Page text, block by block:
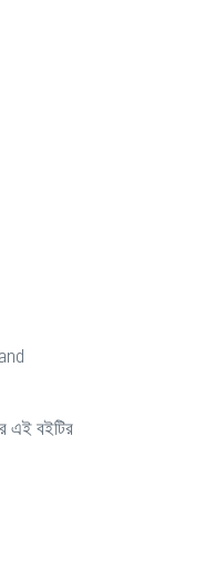
and
এই বইটির